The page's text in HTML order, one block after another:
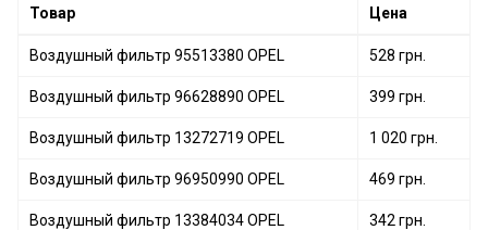
Товар Цена
Воздушный фильтр 95513380 OPEL 528 грн.
Воздушный фильтр 96628890 OPEL 399 грн.
Воздушный фильтр 13272719 OPEL 1 020 грн.
Воздушный фильтр 96950990 OPEL 469 грн.
Воздушный фильтр 13384034 OPEL 342 грн.